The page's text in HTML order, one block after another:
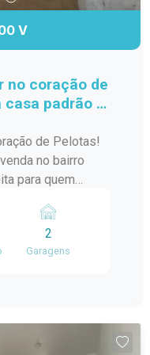
V
no coração de
casa padrão à
a
quem
Com
você
de Pelotas!
no bairro
para quem
a poucos
como
e escolas. A
ambiente
para receber
2
Garagens